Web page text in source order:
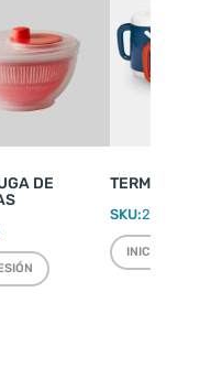
DE
TERMO
SKU:2220
INICIÁ